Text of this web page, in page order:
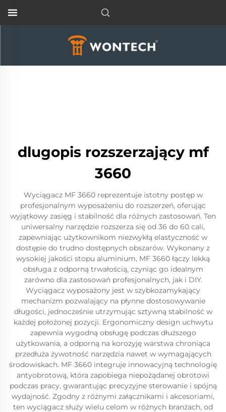
dlugopis rozszerzający mf
3660
Wyciągacz MF 3660 reprezentuje istotny postęp w
profesjonalnym wyposażeniu do rozszerzeń, oferując
wyjątkowy zasięg i stabilność dla różnych zastosowań. Ten
uniwersalny narzędzie rozszerza się od 36 do 60 cali,
zapewniając użytkownikom niezwykłą elastyczność w
dostępie do trudno dostępnych obszarów. Wykonany z
wysokiej jakości stopu aluminium, MF 3660 łączy lekką
obsługa z odporną trwałością, czyniąc go idealnym
zarówno dla zastosowań profesjonalnych, jak i DIY.
Wyciągacz wyposażony jest w szybkozamykający
mechanizm pozwalający na płynne dostosowywanie
długości, jednocześnie utrzymując sztywną stabilność w
każdej położonej pozycji. Ergonomiczny design uchwytu
zapewnia wygodną obsługę podczas dłuższego
użytkowania, a odporną na korozyję warstwa chroniąca
przedłuża żywotność narzędzia nawet w wymagających
środowiskach. MF 3660 integruje innowacyjną technologię
antyobrotową, która zapobiega niepożądanej obrotowi
podczas pracy, gwarantując precyzyjne sterowanie i spójną
wydajność. Zgodny z różnymi załącznikami i akcesoriami,
ten wyciągacz służy wielu celom w różnych branżach, od